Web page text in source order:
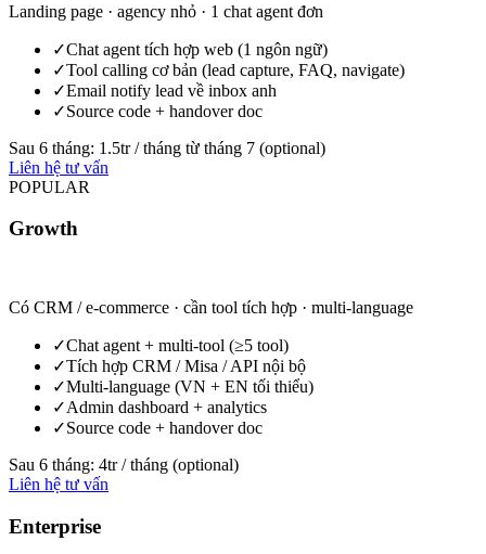
Landing page · agency nhỏ · 1 chat agent đơn
✓Chat agent tích hợp web (1 ngôn ngữ)
✓Tool calling cơ bản (lead capture, FAQ, navigate)
✓Email notify lead về inbox anh
✓Source code + handover doc
Sau 6 tháng: 1.5tr / tháng từ tháng 7 (optional)
Liên hệ tư vấn
POPULAR
Growth
Có CRM / e-commerce · cần tool tích hợp · multi-language
✓Chat agent + multi-tool (≥5 tool)
✓Tích hợp CRM / Misa / API nội bộ
✓Multi-language (VN + EN tối thiểu)
✓Admin dashboard + analytics
✓Source code + handover doc
Sau 6 tháng: 4tr / tháng (optional)
Liên hệ tư vấn
Enterprise